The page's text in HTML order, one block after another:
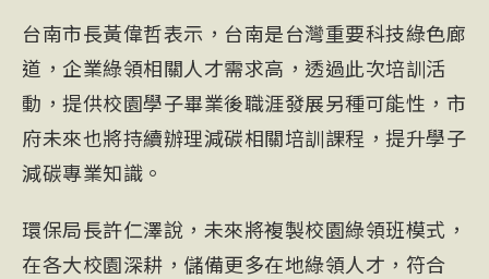
台南市長黃偉哲表示，台南是台灣重要科技綠色廊
道，企業綠領相關人才需求高，透過此次培訓活
動，提供校園學子畢業後職涯發展另種可能性，市
府未來也將持續辦理減碳相關培訓課程，提升學子
減碳專業知識。
環保局長許仁澤說，未來將複製校園綠領班模式，
在各大校園深耕，儲備更多在地綠領人才，符合